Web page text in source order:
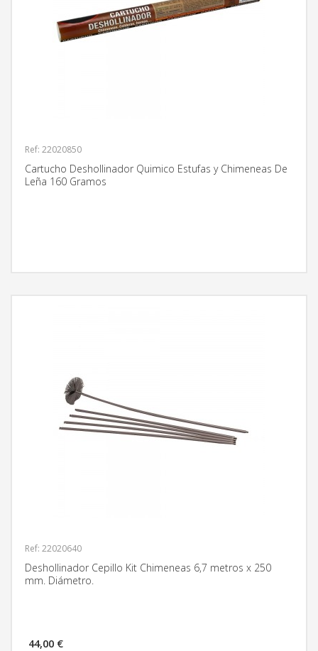
Ref: 22020850
Cartucho Deshollinador Quimico Estufas y Chimeneas De
Leña 160 Gramos
Ref: 22020640
Deshollinador Cepillo Kit Chimeneas 6,7 metros x 250
mm. Diámetro.
44,00 €